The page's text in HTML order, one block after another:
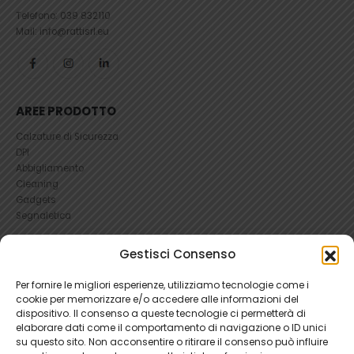
Gestisci Consenso
Per fornire le migliori esperienze, utilizziamo tecnologie come i
cookie per memorizzare e/o accedere alle informazioni del
dispositivo. Il consenso a queste tecnologie ci permetterà di
elaborare dati come il comportamento di navigazione o ID unici
su questo sito. Non acconsentire o ritirare il consenso può influire
Telefono: 039 832110
Mail: info@rattisrl.eu
AREE PRODOTTO
Calzature di Sicurezza
DPI
Abbigliamento
Cleaning
Gadgets
Segnaletica
RICHIEDI UN RESO
Condizioni e Resi
FAQ Antinfortunistica
Richiesta Reso
CookieePrivacy